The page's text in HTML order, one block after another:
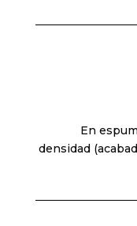
En
densidad